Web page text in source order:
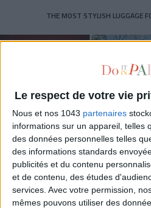
Le respect de votre vie
Nous et nos 1043 partenaires
informations sur un appareil, telles
des données personnelles telles
des informations standards
publicités et du contenu
et de contenu, des études
services. Avec votre permission,
mêmes pouvons utiliser des
THE MOST STYLISH LUGGAGE
ÉLYSÉE - ÉTOILE: CHIC